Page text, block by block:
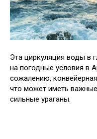
Эта циркуляция воды в
на погодные условия в
сожалению,
что может иметь
сильные ураганы.